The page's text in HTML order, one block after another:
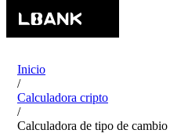
Inicio
/
Calculadora cripto
/
Calculadora de tipo de